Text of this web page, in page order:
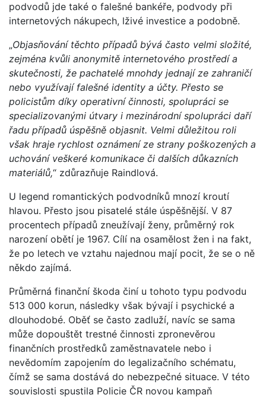
podvodů jde také o falešné bankéře, podvody při
internetových nákupech, lživé investice a podobně.
„Objasňování těchto případů bývá často velmi složité,
zejména kvůli anonymitě internetového prostředí a
skutečnosti, že pachatelé mnohdy jednají ze zahraničí
nebo využívají falešné identity a účty. Přesto se
policistům díky operativní činnosti, spolupráci se
specializovanými útvary i mezinárodní spolupráci daří
řadu případů úspěšně objasnit. Velmi důležitou roli
však hraje rychlost oznámení ze strany poškozených a
uchování veškeré komunikace či dalších důkazních
materiálů,“ zdůrazňuje Raindlová.
U legend romantických podvodníků mnozí kroutí
hlavou. Přesto jsou pisatelé stále úspěšnější. V 87
procentech případů zneužívají ženy, průměrný rok
narození obětí je 1967. Cílí na osamělost žen i na fakt,
že po letech ve vztahu najednou mají pocit, že se o ně
někdo zajímá.
Průměrná finanční škoda činí u tohoto typu podvodu
513 000 korun, následky však bývají i psychické a
dlouhodobé. Oběť se často zadluží, navíc se sama
může dopouštět trestné činnosti zpronevěrou
finančních prostředků zaměstnavatele nebo i
nevědomím zapojením do legalizačního schématu,
čímž se sama dostává do nebezpečné situace. V této
souvislosti spustila Policie ČR novou kampaň